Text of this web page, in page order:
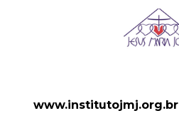
www.institutojmj.org.br